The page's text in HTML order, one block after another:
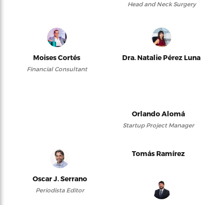
Head and Neck Surgery
Moises Cortés
Financial Consultant
Dra. Natalie Pérez Luna
Orlando Alomá
Startup Project Manager
Oscar J. Serrano
Periodista Editor
Tomás Ramírez